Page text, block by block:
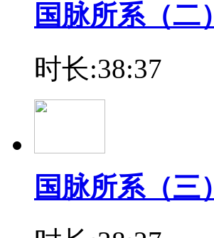
国脉所系（二
时长:38:37
国脉所系（三